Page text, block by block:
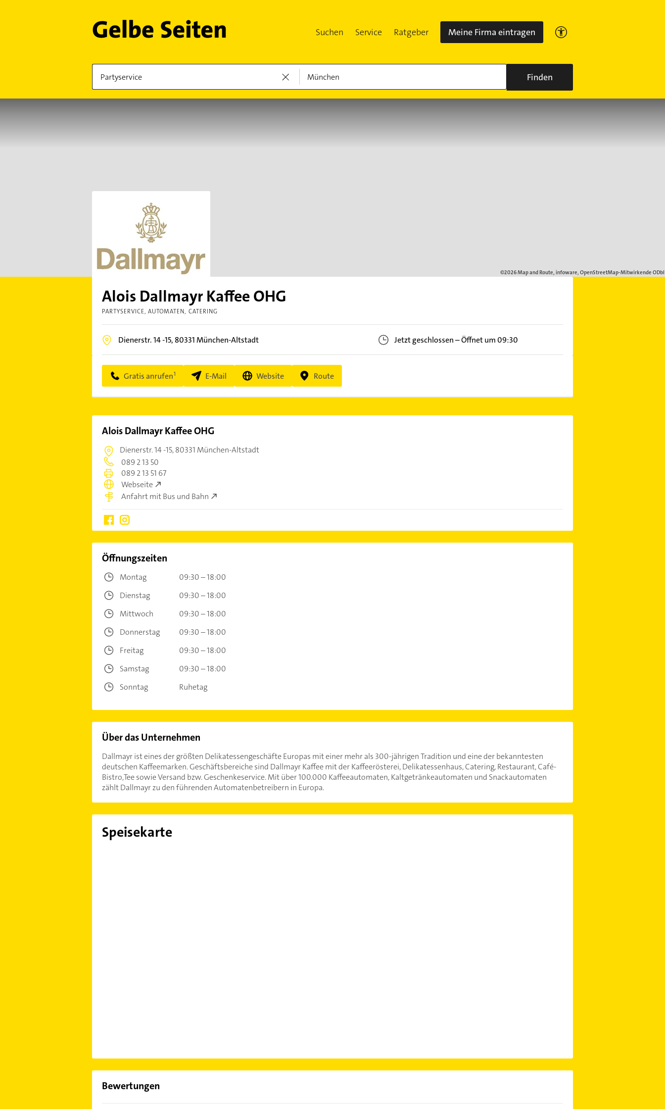
Suchen Service Ratgeber Meine Firma eintragen
Finden
Alois Dallmayr Kaffee OHG
PARTYSERVICE AUTOMATEN CATERING
Dienerstr. 14 -15, 80331München-Altstadt Jetzt geschlossen–Öffnet um 09:30
Gratis anrufen E-Mail Website Route
Alois Dallmayr Kaffee OHG
Dienerstr. 14 -15,80331 München-Altstadt
089 2 13 50
089 2 13 51 67
Webseite
Anfahrt mit Bus und Bahn
Öffnungszeiten
Montag
09:30 – 18:00
Dienstag
09:30 – 18:00
Mittwoch
09:30 – 18:00
Donnerstag
09:30 – 18:00
Freitag
09:30 – 18:00
Samstag
09:30 – 18:00
Sonntag
Ruhetag
Über das Unternehmen
Dallmayr ist eines der größten Delikatessengeschäfte Europas mit einer mehr als 300-jährigen Tradition und eine der bekanntesten
deutschen Kaffeemarken. Geschäftsbereiche sind Dallmayr Kaffee mit der Kaffeerösterei, Delikatessenhaus, Catering, Restaurant, Café-
Bistro,Tee sowie Versand bzw. Geschenkeservice. Mit über 100.000 Kaffeeautomaten, Kaltgetränkeautomaten und Snackautomaten
zählt Dallmayr zu den führenden Automatenbetreibern in Europa.
Speisekarte
Bewertungen